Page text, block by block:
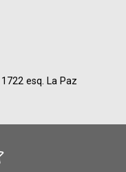
esq. La Paz